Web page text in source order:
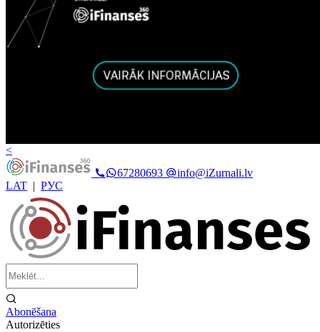
<
67280693
info@iZurnali.lv
LAT | РУС
Abonēšana
Autorizēties